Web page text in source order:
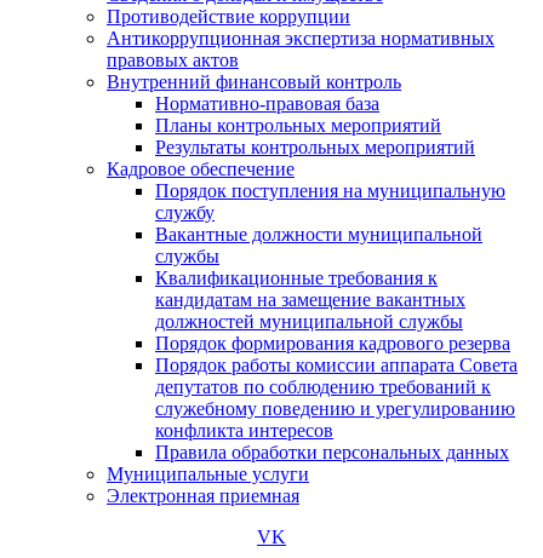
Противодействие коррупции
Антикоррупционная экспертиза нормативных
правовых актов
Внутренний финансовый контроль
Нормативно-правовая база
Планы контрольных мероприятий
Результаты контрольных мероприятий
Кадровое обеспечение
Порядок поступления на муниципальную
службу
Вакантные должности муниципальной
службы
Квалификационные требования к
кандидатам на замещение вакантных
должностей муниципальной службы
Порядок формирования кадрового резерва
Порядок работы комиссии аппарата Совета
депутатов по соблюдению требований к
служебному поведению и урегулированию
конфликта интересов
Правила обработки персональных данных
Муниципальные услуги
Электронная приемная
VK